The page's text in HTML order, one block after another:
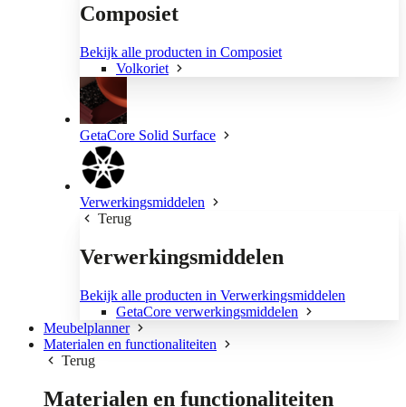
Composiet
Bekijk alle producten in Composiet
Volkoriet
GetaCore Solid Surface
Verwerkingsmiddelen
Terug
Verwerkingsmiddelen
Bekijk alle producten in Verwerkingsmiddelen
GetaCore verwerkingsmiddelen
Meubelplanner
Materialen en functionaliteiten
Terug
Materialen en functionaliteiten